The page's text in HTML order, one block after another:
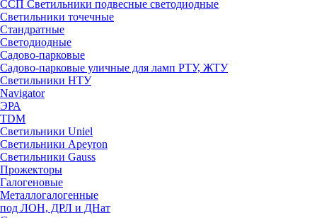
ССП Светильники подвесные светодиодные
Светильники точечные
Стандратные
Светодиодные
Садово-парковые
Садово-парковые уличные для ламп РТУ, ЖТУ
Светильники НТУ
Navigator
ЭРА
TDM
Светильники Uniel
Светильники Apeyron
Светильники Gauss
Прожекторы
Галогеновые
Металлогалогенные
под ЛОН, ДРЛ и ДНат